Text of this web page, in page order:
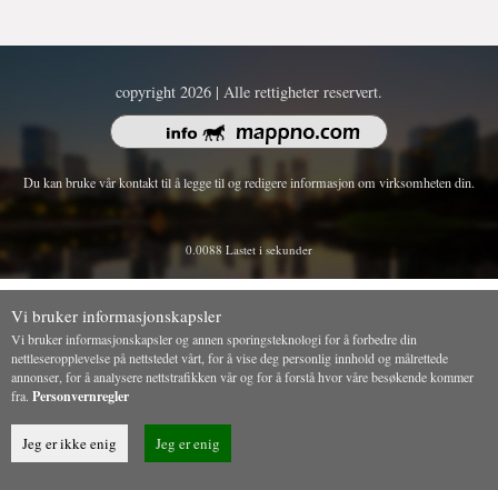
copyright 2026 | Alle rettigheter reservert.
Du kan bruke vår kontakt til å legge til og redigere informasjon om virksomheten din.
0.0088 Lastet i sekunder
Vi bruker informasjonskapsler
Vi bruker informasjonskapsler og annen sporingsteknologi for å forbedre din
nettleseropplevelse på nettstedet vårt, for å vise deg personlig innhold og målrettede
annonser, for å analysere nettstrafikken vår og for å forstå hvor våre besøkende kommer
fra. Personvernregler
Jeg er ikke enig Jeg er enig